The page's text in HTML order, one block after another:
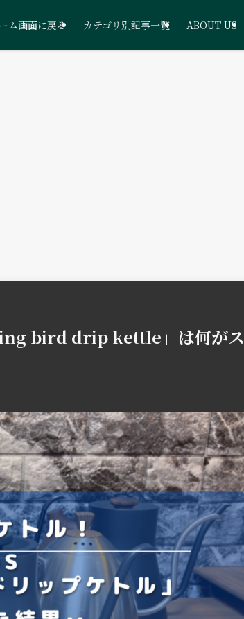
ム画面に戻る カテゴリ別記事一覧 ABOUT US
bird drip kettle」は何がス